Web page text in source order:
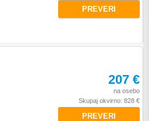
PREVERI
207 €
na osebo
Skupaj okvirno: 828 €
PREVERI